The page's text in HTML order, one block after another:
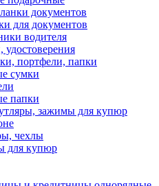
документов
для документов
водителя
удостоверения
портфели, папки
сумки
папки
зажимы для купюр
чехлы
для купюр